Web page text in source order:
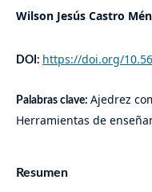
Wilson Jesús Castro
DOI: https://doi.org/
Palabras clave: Ajedrez
Herramientas de
Resumen